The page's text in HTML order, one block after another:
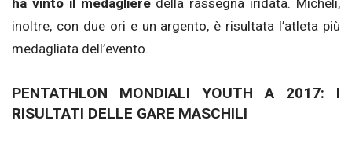
ha vinto il medaglieredella rassegna iridata. Micheli,
inoltre, con due ori e un argento, è risultata l’atleta più
medagliata dell’evento.
PENTATHLON MONDIALI YOUTH A 2017: I
RISULTATI DELLE GARE MASCHILI